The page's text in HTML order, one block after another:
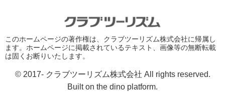
このホームページの著作権は、クラブツーリズム株式会社に帰属し
ます。ホームページに掲載されているテキスト、画像等の無断転載
は固くお断りいたします。
© 2017- クラブツーリズム株式会社 All rights reserved.
Built on the dino platform.